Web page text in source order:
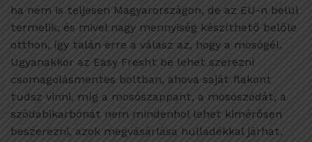
ha nem is teljesen Magyarországon, de az EU-n belül
termelik, és mivel nagy mennyiség készíthető belőle
otthon, így talán erre a válasz az, hogy a mosógél.
Ugyanakkor az Easy Fresht be lehet szerezni
csomagolásmentes boltban, ahova saját flakont
tudsz vinni, míg a mosószappant, a mosószódát, a
szódabikarbónát nem mindenhol lehet kimérősen
beszerezni, azok megvásárlása hulladékkal járhat.